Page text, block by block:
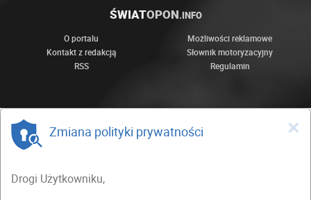
ŚWIATOPON.INFO
O portalu
Możliwości reklamowe
Kontakt z redakcją
Słownik motoryzacyjny
RSS
Regulamin
×
Zmiana polityki prywatności
Drogi Użytkowniku,